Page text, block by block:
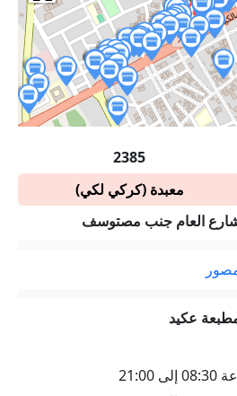
2385
معبدة (كركي لكي)
العام جنب مصتوسف
عكيد